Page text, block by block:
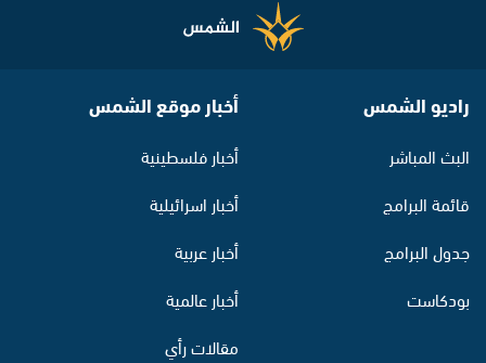
راديو الشمس
البث المباشر
قائمة البرامج
جدول البرامج
بودكاست
أخبار موقع الشمس
أخبار فلسطينية
أخبار اسرائيلية
أخبار عربية
أخبار عالمية
مقالات رأي